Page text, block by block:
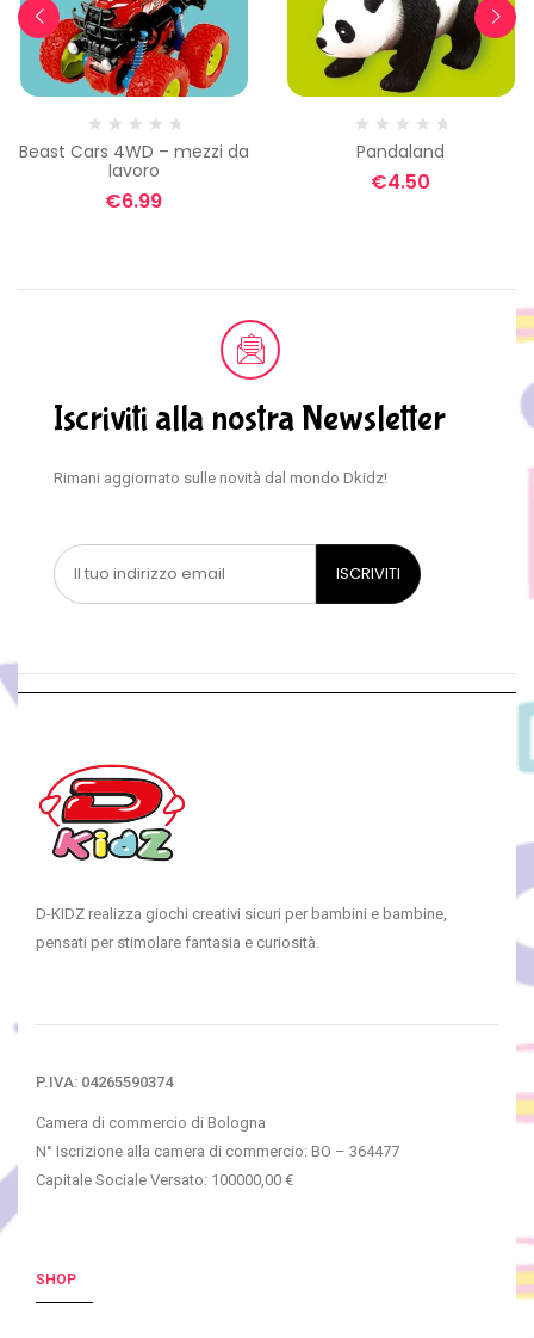
Beast Cars 4WD – mezzi da
lavoro
€6.99
Pandaland
€4.50
Iscriviti alla nostra Newsletter
Rimani aggiornato sulle novità dal mondo Dkidz!
D-KIDZ realizza giochi creativi sicuri per bambini e bambine,
pensati per stimolare fantasia e curiosità.
P.IVA: 04265590374
Camera di commercio di Bologna
N° Iscrizione alla camera di commercio: BO – 364477
Capitale Sociale Versato: 100000,00 €
SHOP